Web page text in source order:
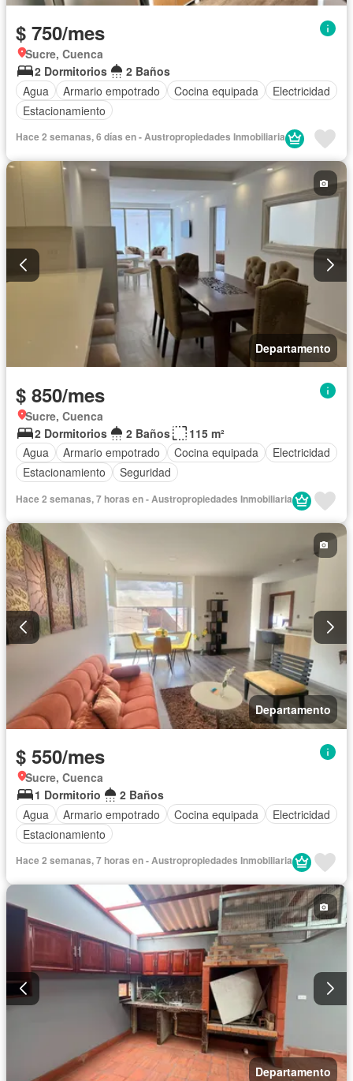
$ 750/mes
Sucre, Cuenca
2 Dormitorios
2 Baños
Agua
Armario empotrado Cocina equipada
Electricidad
Estacionamiento
Hace 2 semanas, 6 días en - Austropropiedades Inmobiliaria
Departamento
$ 850/mes
Sucre, Cuenca
2 Dormitorios
2 Baños
115 m²
Agua
Armario empotrado Cocina equipada
Electricidad
Estacionamiento
Seguridad
Hace 2 semanas, 7 horas en - Austropropiedades Inmobiliaria
Departamento
$ 550/mes
Sucre, Cuenca
1 Dormitorio
2 Baños
Agua
Armario empotrado Cocina equipada
Electricidad
Estacionamiento
Hace 2 semanas, 7 horas en - Austropropiedades Inmobiliaria
Departamento